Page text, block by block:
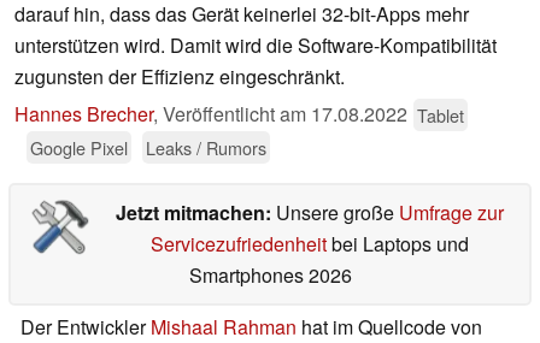
darauf hin, dass das Gerät keinerlei 32-bit-Apps mehr
unterstützen wird. Damit wird die Software-Kompatibilität
zugunsten der Effizienz eingeschränkt.
Hannes Brecher, Veröffentlicht am 17.08.2022 Tablet
Google Pixel
Leaks / Rumors
Jetzt mitmachen: Unsere große Umfrage zur
Servicezufriedenheitbei Laptops und
Smartphones 2026
Der EntwicklerMishaal Rahman hat im Quellcode von